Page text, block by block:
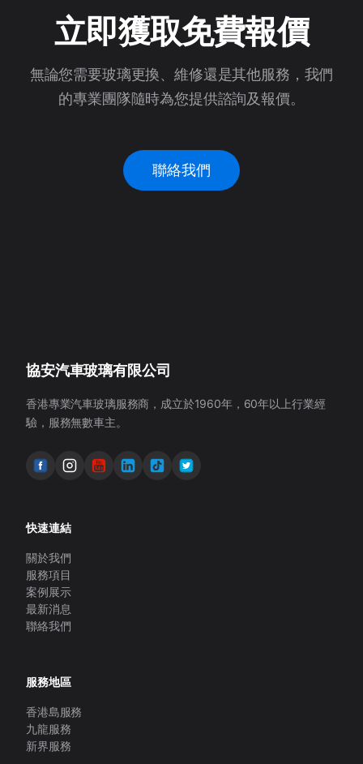
立即獲取免費報價
無論您需要玻璃更換、維修還是其他服務，我們
的專業團隊隨時為您提供諮詢及報價。
聯絡我們
協安汽車玻璃有限公司
香港專業汽車玻璃服務商，成立於1960年，60年以上行業經
驗，服務無數車主。
快速連結
關於我們
服務項目
案例展示
最新消息
聯絡我們
服務地區
香港島服務
九龍服務
新界服務